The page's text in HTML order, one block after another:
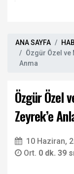
ANA SAYFA
Özgür Özel ve
Anma
Özgür Özel
Zeyrek’e
10 Haziran,
Ort. 0 dk. 39